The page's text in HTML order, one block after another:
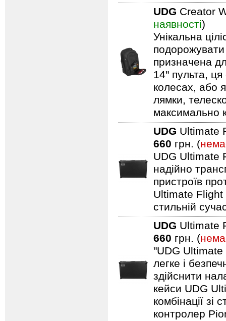
UDG Creator
наявності)
Унікальна
подорожувати
призначена
14" пульта,
колесах, або
лямки,
максимально
UDG Ultimate
660 грн. (
UDG Ultimate
надійно
пристроїв
Ultimate Flight
стильній
UDG Ultimate
660 грн. (
"UDG
легке і
здійснити
кейси UDG
комбінації
контролер